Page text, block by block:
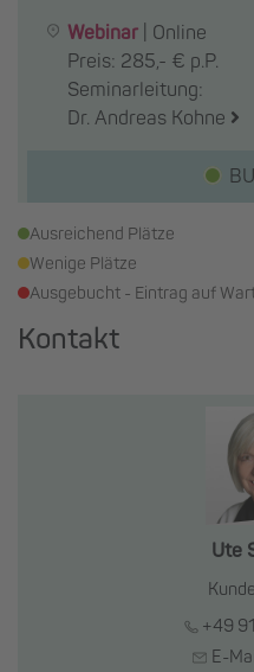
Webinar
Online
Preis: 285,- € p.P.
Seminarleitung:
Dr. Andreas Kohne
Ausreichend Plätze
Wenige Plätze
Ausgebucht - Eintrag auf
Kontakt
Ute
+49
E-